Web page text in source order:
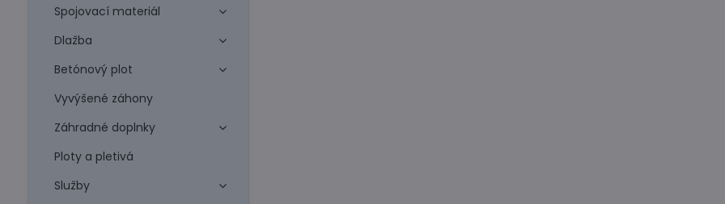
Spojovací materiál
Dlažba
Betónový plot
Vyvýšené záhony
Záhradné doplnky
Ploty a pletivá
Služby